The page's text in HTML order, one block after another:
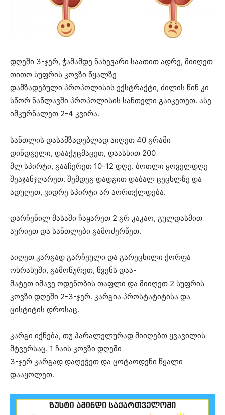
დღეში 3-ჯერ, ჭამამდე ნახევარი საათით ადრე, მიიღეთ
თითო სუფრის კოვზი წყალზე
დამზადებული პროპოლისის ექსტრაქტი, ძილის წინ კი
სწორ ნაწლავში პროპოლისის სანთელი გაიკეთეთ. ასე
იმკურნალეთ 2-4 კვირა.
სანთლის დასამზადებლად აიღეთ 40 გრამი
დინდგელი, დააქუცმაცეთ, დაასხით 200
მლ სპირტი, გააჩერეთ 10-12 დღე. ბოთლი ყოველდღე
შეაჯანჯღარეთ. შემდეგ დადგით დაბალ ცეცხლზე და
ადუღეთ, ვიდრე სპირტი არ აორთქლდება.
დარჩენილ მასაში ჩაყარეთ 2 გრ კაკაო, გულდასმით
აურიეთ და სანთლები გამოძერწეთ.
აიღეთ კარგად გარჩეული და გარეცხილი ქორფა
ოხრახუში, გამოწურეთ, წვენს დაა-
მატეთ იმავე ოდენობის თაფლი და მიიღეთ 2 სუფრის
კოვზი დღეში 2-3-ჯერ. კარგია პროსტატიტისა და
ცისტიტის დროსაც.
კარგი იქნება, თუ პარალელურად მიიღებთ ყვავილის
მტვერსაც. 1 ჩაის კოვზი დღეში
3-ჯერ კარგად დაღეჭეთ და ცოტაოდენი წყალი
დააყოლეთ.